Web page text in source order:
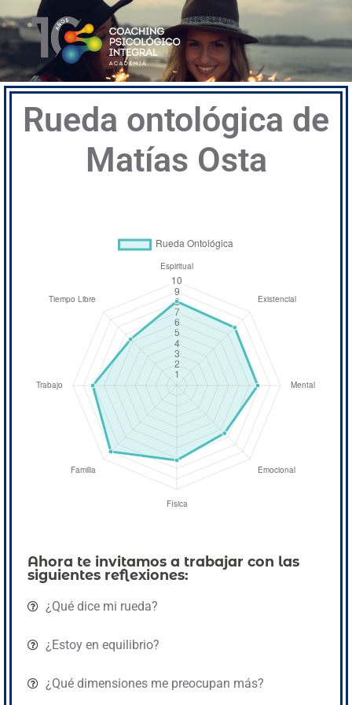
Rueda ontológica de
Matías Osta
Ahora te invitamos a trabajar con las
siguientes reflexiones:
¿Qué dice mi rueda?
¿Estoy en equilibrio?
¿Qué dimensiones me preocupan más?